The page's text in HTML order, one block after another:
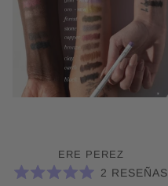
ERE PEREZ
2 RESEÑAS